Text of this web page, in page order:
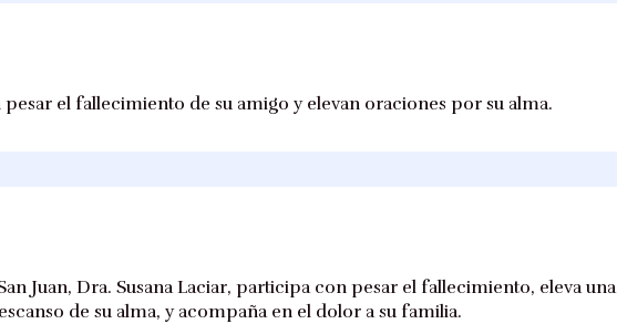
el fallecimiento de su amigo y elevan oraciones por su alma.
Juan, Dra. Susana Laciar, participa con pesar el fallecimiento, eleva una
de su alma, y acompaña en el dolor a su familia.